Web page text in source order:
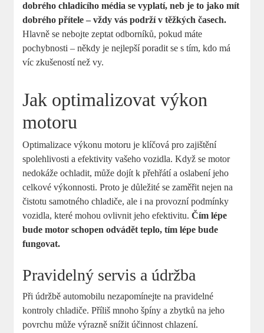
dobrého chladicího média se vyplatí, neb je to jako mít
dobrého přítele – vždy vás podrží v těžkých časech.
Hlavně se nebojte zeptat odborníků, pokud máte
pochybnosti – někdy je nejlepší poradit se s tím, kdo má
víc zkušeností než vy.
Jak optimalizovat výkon
motoru
Optimalizace výkonu motoru je klíčová pro zajištění
spolehlivosti a efektivity vašeho vozidla. Když se motor
nedokáže ochladit, může dojít k přehřátí a oslabení jeho
celkové výkonnosti. Proto je důležité se zaměřit nejen na
čistotu samotného chladiče, ale i na provozní podmínky
vozidla, které mohou ovlivnit jeho efektivitu.Čím lépe
bude motor schopen odvádět teplo, tím lépe bude
fungovat.
Pravidelný servis a údržba
Při údržbě automobilu nezapomínejte na pravidelné
kontroly chladiče. Příliš mnoho špíny a zbytků na jeho
povrchu může výrazně snížit účinnost chlazení.